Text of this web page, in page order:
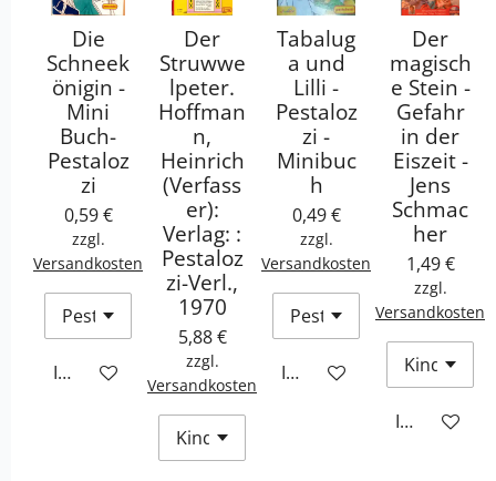
Die
Schneek
önigin -
Mini
Buch-
Pestaloz
zi
0,59 €
zzgl.
Versandkosten
In den Warenkorb
Der
Struwwe
lpeter.
Hoffman
n,
Heinrich
(Verfass
er):
Verlag: :
Pestaloz
zi-Verl.,
1970
5,88 €
zzgl.
Versandkosten
Tabalug
a und
Lilli -
Pestaloz
zi -
Minibuc
h
0,49 €
zzgl.
Versandkosten
In den Warenkorb
Der
magisch
e Stein -
Gefahr
in der
Eiszeit -
Jens
Schmac
her
1,49 €
zzgl.
Versandkosten
In den